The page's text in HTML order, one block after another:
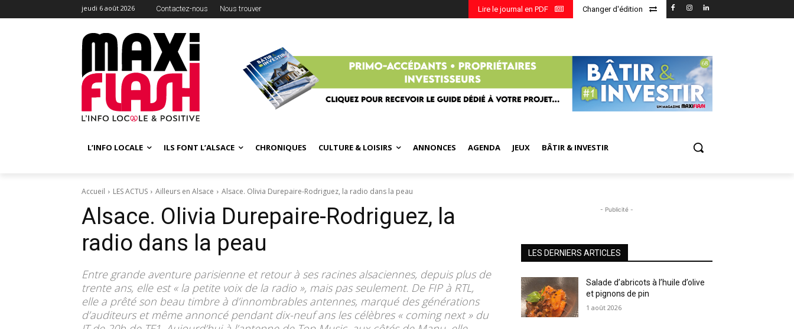
jeudi 6 août 2026 Contactez-nous Nous trouver Changer d'édition
Lire le journal en PDF
L’INFO LOCALE ILS FONT L’ALSACE CHRONIQUES CULTURE & LOISIRS ANNONCES AGENDA JEUX BÂTIR & INVESTIR
Accueil LES ACTUS Ailleurs en Alsace Alsace. Olivia Durepaire-Rodriguez, la radio dans la peau
Alsace. Olivia Durepaire-Rodriguez, la
radio dans la peau
Entre grande aventure parisienne et retour à ses racines alsaciennes, depuis plus de
trente ans, elle est « la petite voix de la radio », mais pas seulement. De FIP à RTL,
elle a prêté son beau timbre à d’innombrables antennes, marqué des générations
d’auditeurs et même annoncé pendant dix-neuf ans les célèbres « coming next » du
- Publicité -
LES DERNIERS ARTICLES
Salade d’abricots à l’huile d’olive
et pignons de pin
1 août 2026